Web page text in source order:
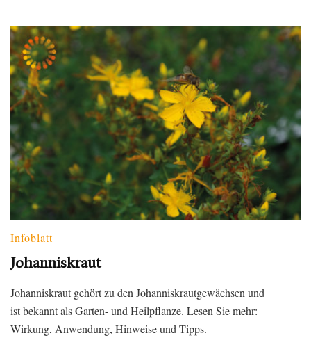
Infoblatt
Johanniskraut
Johanniskraut gehört zu den Johanniskrautgewächsen und
ist bekannt als Garten- und Heilpflanze. Lesen Sie mehr:
Wirkung, Anwendung, Hinweise und Tipps.